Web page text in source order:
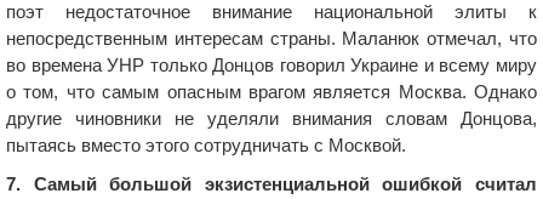
поэт недостаточное внимание национальной элиты к
непосредственным интересам страны. Маланюк отмечал, что
во времена УНР только Донцов говорил Украине и всему миру
о том, что самым опасным врагом является Москва. Однако
другие чиновники не уделяли внимания словам Донцова,
пытаясь вместо этого сотрудничать с Москвой.
7. Самый большой экзистенциальной ошибкой считал